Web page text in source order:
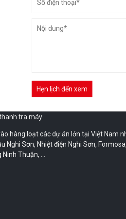
nghiệm, hiện tại U-MAC là một trong
máy móc
năng vận hành
tra máy
hàng loạt các dự án lớn tại Việt Nam
Nghi Sơn, Nhiệt điện Nghi Sơn,
Thuận, …